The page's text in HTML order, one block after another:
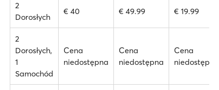
2
Dorosłych
€ 40 € 49.99 € 19.99
2
Dorosłych,
1
Samochód
Cena
niedostępna
Cena
niedostępna
Cena
niedostępna